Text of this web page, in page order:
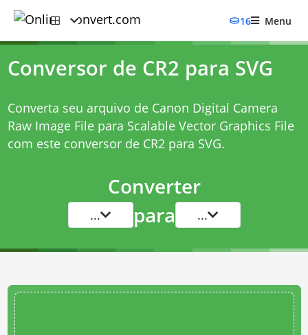
16 Menu
Conversor de CR2 para SVG
Converta seu arquivo de Canon Digital Camera
Raw Image File para Scalable Vector Graphics File
com este conversor de CR2 para SVG.
Converter
... para ...